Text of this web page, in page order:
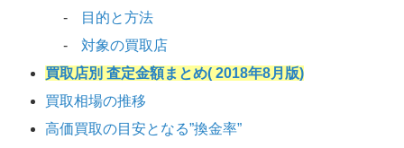
目的と方法
対象の買取店
買取店別 査定金額まとめ( 2018年8月版)
買取相場の推移
高価買取の目安となる”換金率”